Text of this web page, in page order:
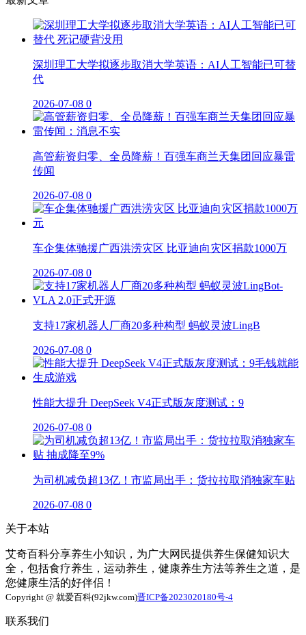
深圳理工大学拟逐步取消大学英语：AI人工智能已可替
代
2026-07-08 0
高管薪资归零、全员降薪！百强车商兰天集团回应暴雷
传闻
2026-07-08 0
车企集体驰援广西洪涝灾区 比亚迪向灾区捐款1000万
2026-07-08 0
支持17家机器人厂商20多种构型 蚂蚁灵波LingB
2026-07-08 0
性能大提升 DeepSeek V4正式版灰度测试：9
2026-07-08 0
为司机减负超13亿！市监局出手：货拉拉取消独家车贴
2026-07-08 0
关于本站
艾奇百科分享养生小知识，为广大网民提供养生保健知识大
全，包括食疗养生，运动养生，健康养生方法等养生之道，是
您健康生活的好伴侣！
Copyright @ 就爱百科(92jkw.com)晋ICP备2023020180号-4
联系我们